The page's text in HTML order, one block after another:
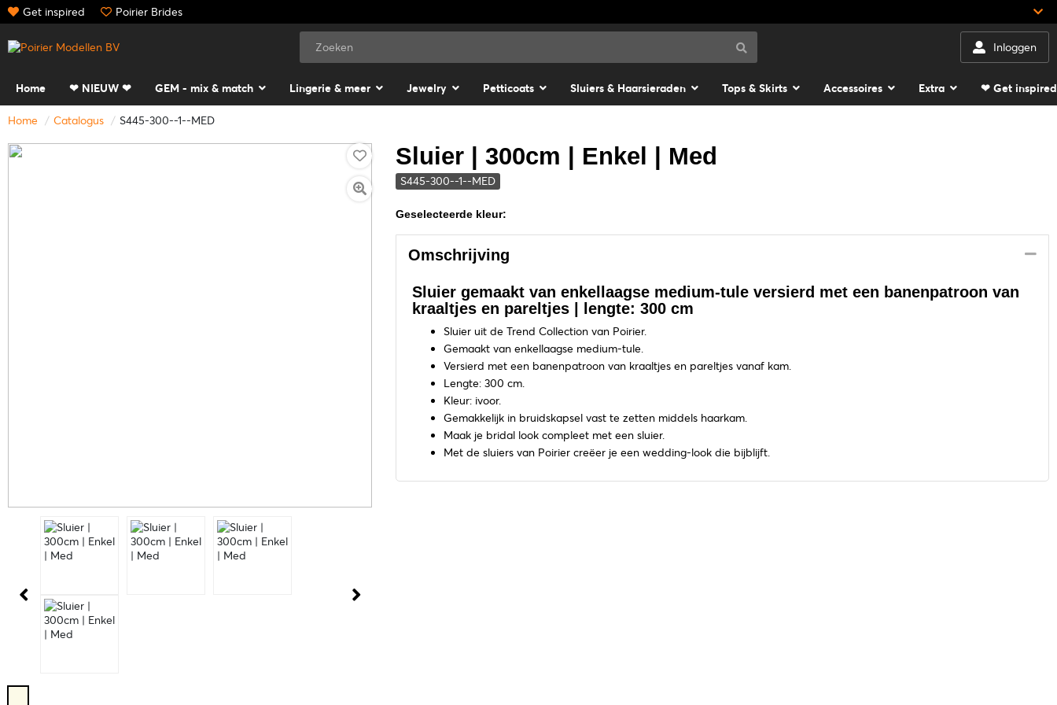
Get inspired Poirier Brides
Inloggen
Home ❤ NIEUW ❤ GEM - mix & match Lingerie & meer Jewelry Petticoats Sluiers & Haarsieraden Tops & Skirts Accessoires Extra ❤ Get inspired
Home Catalogus S445-300--1--MED
Sluier | 300cm | Enkel | Med
S445-300--1--MED
Geselecteerde kleur:
Omschrijving
Sluier gemaakt van enkellaagse medium-tule versierd met een banenpatroon van
kraaltjes en pareltjes | lengte: 300 cm
Sluier uit de Trend Collection van Poirier.
Gemaakt van enkellaagse medium-tule.
Versierd met een banenpatroon van kraaltjes en pareltjes vanaf kam.
Lengte: 300 cm.
Kleur: ivoor.
Gemakkelijk in bruidskapsel vast te zetten middels haarkam.
Maak je bridal look compleet met een sluier.
Met de sluiers van Poirier creëer je een wedding-look die bijblijft.